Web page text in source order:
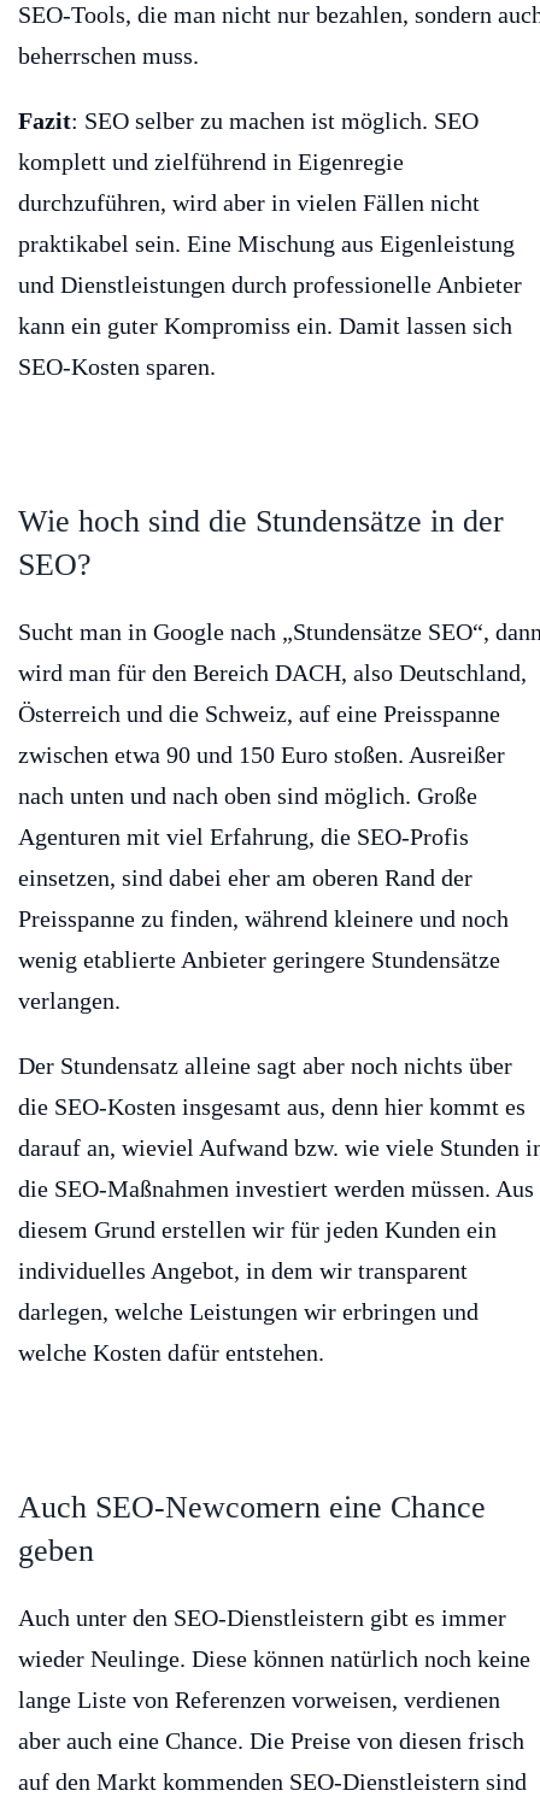
SEO-Tools, die man nicht nur bezahlen, sondern
beherrschen muss.
Fazit: SEO selber zu machen ist möglich. SEO
komplett und zielführend in Eigenregie
durchzuführen, wird aber in vielen Fällen nicht
praktikabel sein. Eine Mischung aus Eigenleistung
und Dienstleistungen durch professionelle Anbieter
kann ein guter Kompromiss ein. Damit lassen sich
SEO-Kosten sparen.
Wie hoch sind die Stundensätze in der
SEO?
Sucht man in Google nach „Stundensätze SEO“,
wird man für den Bereich DACH, also Deutschland,
Österreich und die Schweiz, auf eine Preisspanne
zwischen etwa 90 und 150 Euro stoßen. Ausreißer
nach unten und nach oben sind möglich. Große
Agenturen mit viel Erfahrung, die SEO-Profis
einsetzen, sind dabei eher am oberen Rand der
Preisspanne zu finden, während kleinere und noch
wenig etablierte Anbieter geringere Stundensätze
verlangen.
Der Stundensatz alleine sagt aber noch nichts über
die SEO-Kosten insgesamt aus, denn hier kommt es
darauf an, wieviel Aufwand bzw. wie viele Stunden
die SEO-Maßnahmen investiert werden müssen. Aus
diesem Grund erstellen wir für jeden Kunden ein
individuelles Angebot, in dem wir transparent
darlegen, welche Leistungen wir erbringen und
welche Kosten dafür entstehen.
Auch SEO-Newcomern eine Chance
geben
Auch unter den SEO-Dienstleistern gibt es immer
wieder Neulinge. Diese können natürlich noch keine
lange Liste von Referenzen vorweisen, verdienen
aber auch eine Chance. Die Preise von diesen frisch
auf den Markt kommenden SEO-Dienstleistern sind